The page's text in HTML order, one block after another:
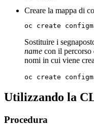
Creare la mappa di
oc create
Sostituire i
name con il percorso
nomi in cui viene
oc create
Utilizzando la
Procedura